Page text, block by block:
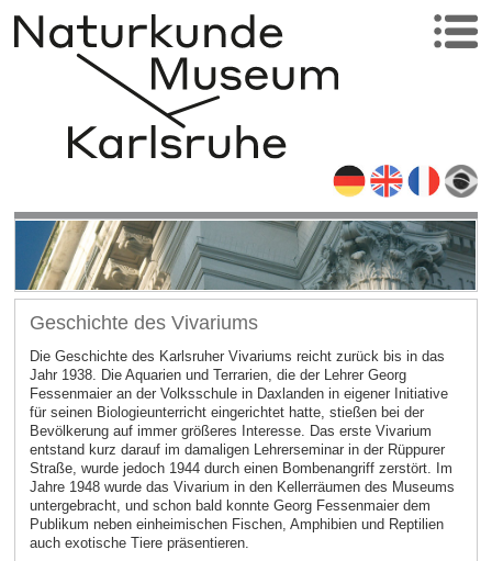
Geschichte des Vivariums
Die Geschichte des Karlsruher Vivariums reicht zurück bis in das
Jahr 1938. Die Aquarien und Terrarien, die der Lehrer Georg
Fessenmaier an der Volksschule in Daxlanden in eigener Initiative
für seinen Biologieunterricht eingerichtet hatte, stießen bei der
Bevölkerung auf immer größeres Interesse. Das erste Vivarium
entstand kurz darauf im damaligen Lehrerseminar in der Rüppurer
Straße, wurde jedoch 1944 durch einen Bombenangriff zerstört. Im
Jahre 1948 wurde das Vivarium in den Kellerräumen des Museums
untergebracht, und schon bald konnte Georg Fessenmaier dem
Publikum neben einheimischen Fischen, Amphibien und Reptilien
auch exotische Tiere präsentieren.